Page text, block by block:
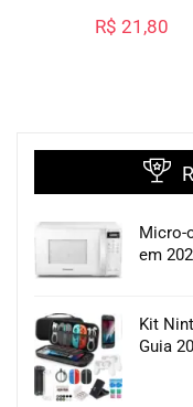
R$ 21,80
Micro-
em
Kit
Guia